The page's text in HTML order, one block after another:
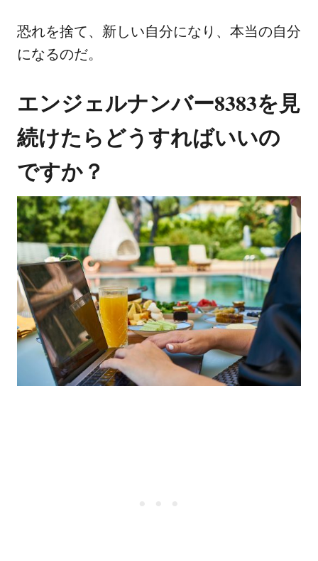
恐れを捨て、新しい自分になり、本当の自分
になるのだ。
エンジェルナンバー8383を見
続けたらどうすればいいの
ですか？